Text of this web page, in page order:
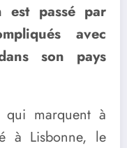
est passé par
avec
son pays
qui marquent à
à Lisbonne, le